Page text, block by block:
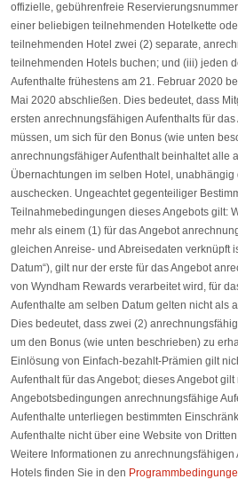
offizielle, gebührenfreie
einer beliebigen teilnehmenden Hotelkette
teilnehmenden Hotel zwei (2) separate,
teilnehmenden Hotels buchen; und (iii) jeden
Aufenthalte frühestens am 21. Februar 2020
Mai 2020 abschließen. Dies bedeutet, dass
ersten anrechnungsfähigen Aufenthalts für
müssen, um sich für den Bonus (wie unten
anrechnungsfähiger Aufenthalt beinhaltet alle
Übernachtungen im selben Hotel,
auschecken. Ungeachtet gegenteiliger
Teilnahmebedingungen dieses Angebots gilt:
mehr als einem (1) für das Angebot
gleichen Anreise- und Abreisedaten verknüpft
Datum“), gilt nur der erste für das Angebot
von Wyndham Rewards verarbeitet wird, für
Aufenthalte am selben Datum gelten nicht als
Dies bedeutet, dass zwei (2)
um den Bonus (wie unten beschrieben) zu
Einlösung von Einfach-bezahlt-Prämien gilt
Aufenthalt für das Angebot; dieses Angebot
Angebotsbedingungen anrechnungsfähige
Aufenthalte unterliegen bestimmten
Aufenthalte nicht über eine Website von
Weitere Informationen zu
Hotels finden Sie in den